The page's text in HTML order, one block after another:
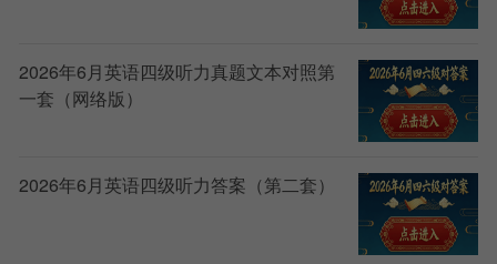
2026年6月英语四级听力真题文本对照第
一套（网络版）
2026年6月英语四级听力答案（第二套）